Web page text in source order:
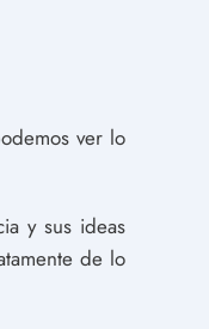
ver lo
y sus ideas
de lo